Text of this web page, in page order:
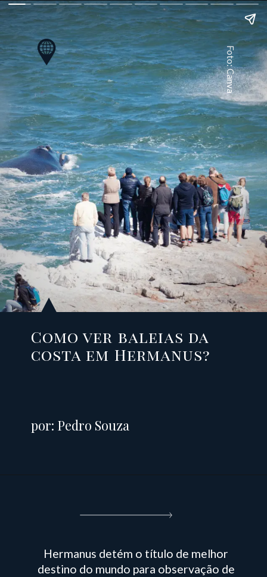
Como ver baleias da
costa em Hermanus?
por: Pedro Souza
Foto: Canva
Hermanus detém o título de melhor
destino do mundo para observação de